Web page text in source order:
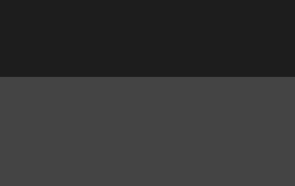
pourquoi, comment !? Ou alors, ce reproche a peut-